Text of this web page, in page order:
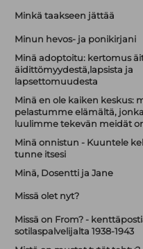
Minkä taakseen jättää
Minun hevos- ja ponikirjani
Minä adoptoitu: kertomus
äidittömyydestä,lapsista ja
lapsettomuudesta
Minä en ole kaiken keskus:
pelastumme elämältä, jonka
luulimme tekevän meidät
Minä onnistun - Kuuntele
tunne itsesi
Minä, Dosentti ja Jane
Missä olet nyt?
Missä on From? -
sotilaspalvelijalta 1938-1943